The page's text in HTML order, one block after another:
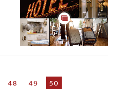
48 49 50